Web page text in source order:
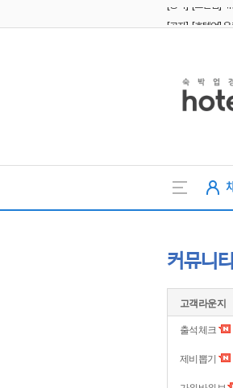
커뮤니티
고객라운지
출석체크
제비뽑기